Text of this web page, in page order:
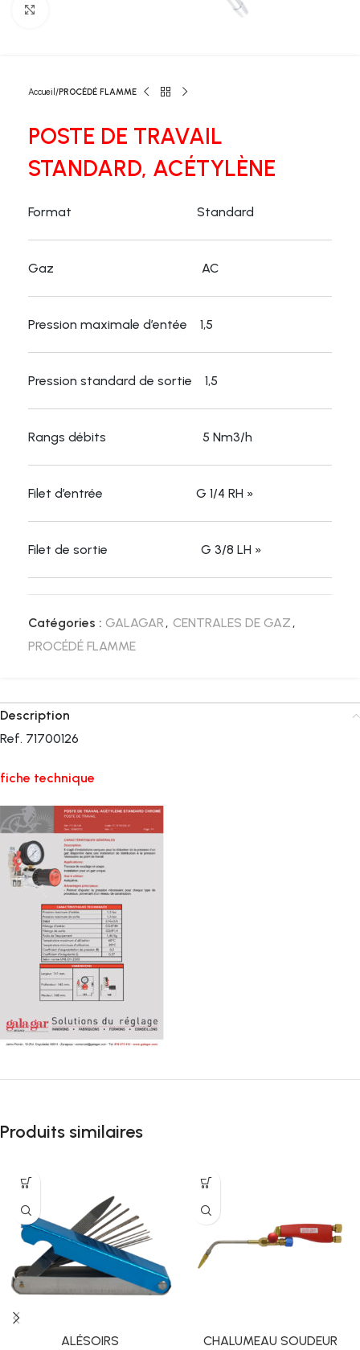
Accueil PROCÉDÉ FLAMME
POSTE DE TRAVAIL
STANDARD, ACÉTYLÈNE
Format Standard
Gaz AC
Pression maximale d’entée 1,5
Pression standard de sortie 1,5
Rangs débits 5 Nm3/h
Filet d’entrée G 1/4 RH »
Filet de sortie G 3/8 LH »
Catégories : GALAGAR , CENTRALES DE GAZ ,
PROCÉDÉ FLAMME
Description
Ref. 71700126
fiche technique
Produits similaires
ALÉSOIRS
CHALUMEAU SOUDEUR